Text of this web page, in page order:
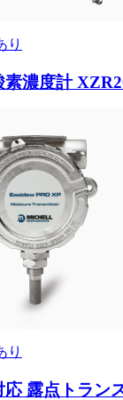
素濃度計
応 露点トラン